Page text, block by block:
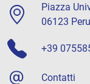
Piazza
06123
+39
Contatti